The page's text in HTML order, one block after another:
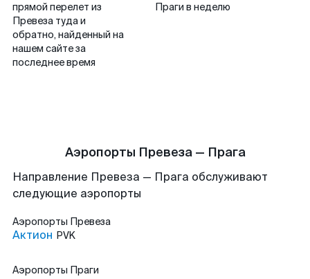
прямой перелет из
Превеза туда и
обратно, найденный на
нашем сайте за
последнее время
Праги в неделю
Аэропорты Превеза — Прага
Направление Превеза — Прага обслуживают
следующие аэропорты
Аэропорты Превеза
Актион PVK
Аэропорты Праги